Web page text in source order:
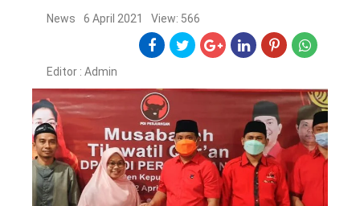
News 6 April 2021 View: 566
Editor : Admin